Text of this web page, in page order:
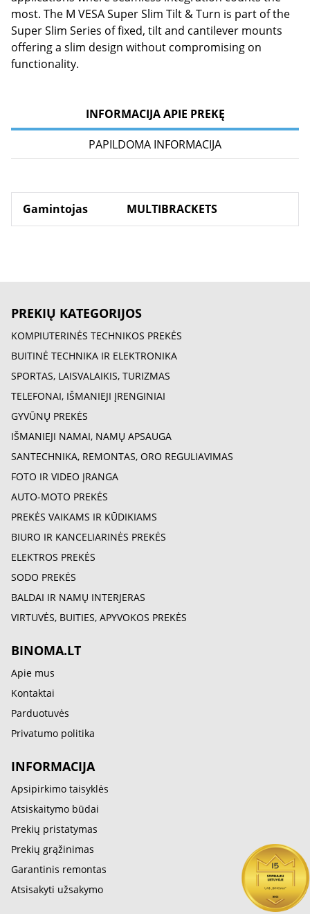
most. The M VESA Super Slim Tilt & Turn is part of the
Super Slim Series of fixed, tilt and cantilever mounts
offering a slim design without compromising on
functionality.
INFORMACIJA APIE PREKĘ
PAPILDOMA INFORMACIJA
Gamintojas MULTIBRACKETS
PREKIŲ KATEGORIJOS
KOMPIUTERINĖS TECHNIKOS PREKĖS
BUITINĖ TECHNIKA IR ELEKTRONIKA
SPORTAS, LAISVALAIKIS, TURIZMAS
TELEFONAI, IŠMANIEJI ĮRENGINIAI
GYVŪNŲ PREKĖS
IŠMANIEJI NAMAI, NAMŲ APSAUGA
SANTECHNIKA, REMONTAS, ORO REGULIAVIMAS
FOTO IR VIDEO ĮRANGA
AUTO-MOTO PREKĖS
PREKĖS VAIKAMS IR KŪDIKIAMS
BIURO IR KANCELIARINĖS PREKĖS
ELEKTROS PREKĖS
SODO PREKĖS
BALDAI IR NAMŲ INTERJERAS
VIRTUVĖS, BUITIES, APYVOKOS PREKĖS
BINOMA.LT
Apie mus
Kontaktai
Parduotuvės
Privatumo politika
INFORMACIJA
Apsipirkimo taisyklės
Atsiskaitymo būdai
Prekių pristatymas
Prekių grąžinimas
Garantinis remontas
Atsisakyti užsakymo